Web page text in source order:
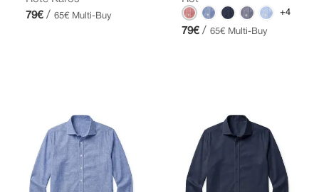
79€ / 65€ Multi-Buy +4
79€ / 65€ Multi-Buy